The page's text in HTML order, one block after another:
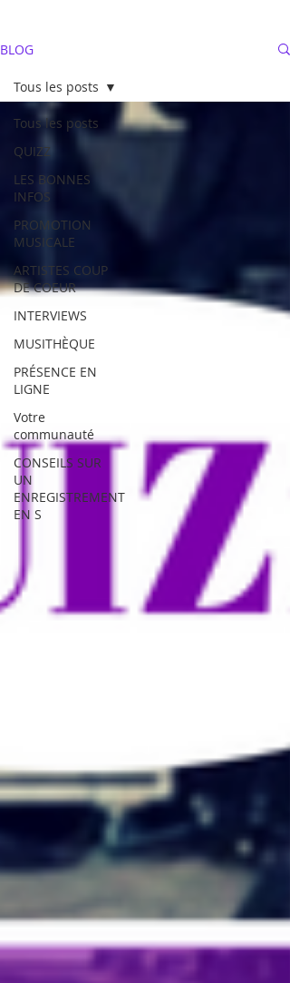
BLOG
Tous les posts
QUIZZ
LES BONNES
INFOS
PROMOTION
MUSICALE
ARTISTES COUP
DE COEUR
INTERVIEWS
MUSITHÈQUE
PRÉSENCE EN
LIGNE
Votre
communauté
CONSEILS SUR
UN
ENREGISTREMENT
EN S
Tous les posts